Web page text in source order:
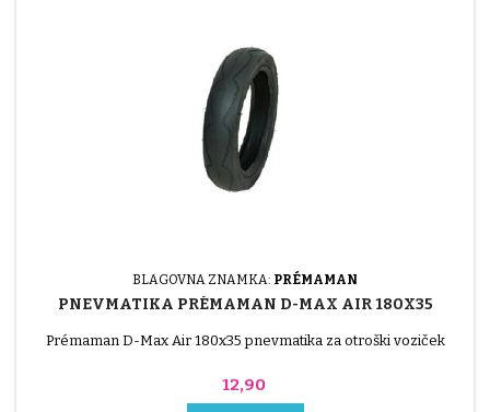
BLAGOVNA ZNAMKA: PRÉMAMAN
PNEVMATIKA PRÉMAMAN D-MAX AIR 180X35
Prémaman D-Max Air 180x35 pnevmatika za otroški voziček
Cena
12,90